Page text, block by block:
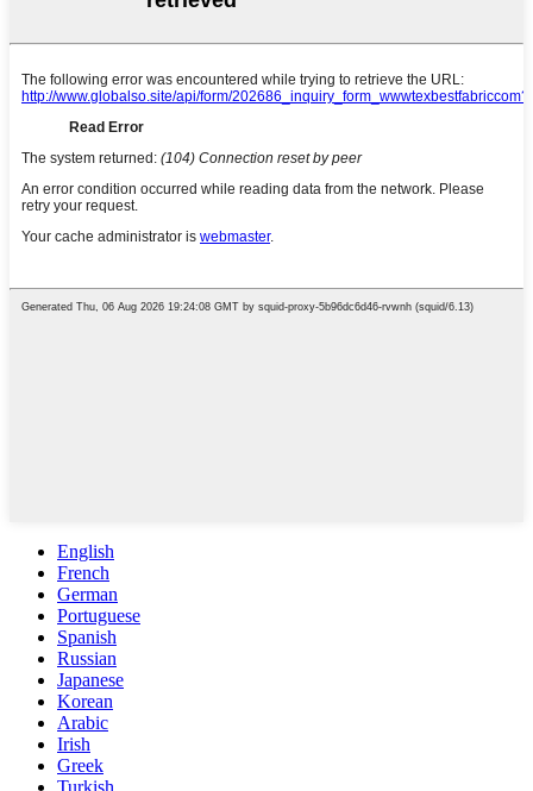
English
French
German
Portuguese
Spanish
Russian
Japanese
Korean
Arabic
Irish
Greek